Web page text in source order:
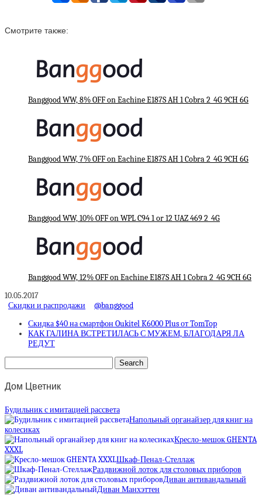
Смотрите также:
Banggood WW, 8% OFF on Eachine E187S AH 1 Cobra 2_4G 9CH 6G
Banggood WW, 7% OFF on Eachine E187S AH 1 Cobra 2_4G 9CH 6G
Banggood WW, 10% OFF on WPL C94 1 or 12 UAZ 469 2_4G
Banggood WW, 12% OFF on Eachine E187S AH 1 Cobra 2_4G 9CH 6G
10.05.2017
Скидки и распродажи
@banggood
Скидка $40 на смартфон Oukitel K6000 Plus от TomTop
КАК ГАЛИНА ВСТРЕТИЛАСЬ С МУЖЕМ, БЛАГОДАРЯ ЛА
РЕДУТ
Дом Цветник
Будильник с имитацией рассвета
Напольный органайзер для книг на
колесиках
Кресло-мешок GHENTA
XXXL
Шкаф-Пенал-Стеллаж
Раздвижной лоток для столовых приборов
Диван антивандальный
Диван Манхэттен